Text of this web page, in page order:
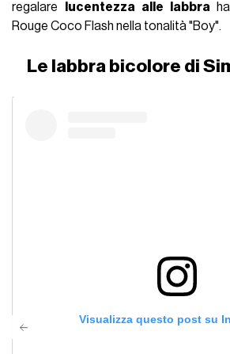
regalare
lucentezza alle labbra
Rouge Coco Flash nella tonalità "Boy".
Le labbra bicolore di
Visualizza questo post su